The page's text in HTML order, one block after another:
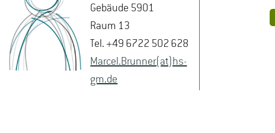
Ge­bäu­de 5901
Raum 13
Tel. +49 6722 502 628
Mar­cel.Brun­ner(at)hs-​
gm.​de